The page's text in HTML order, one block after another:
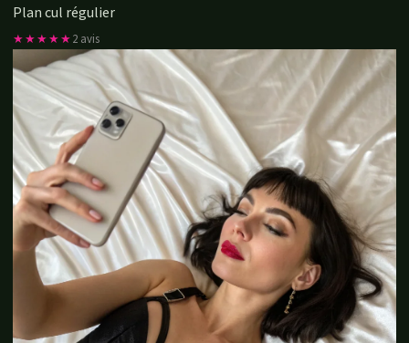
Plan cul régulier
★★★★★2 avis